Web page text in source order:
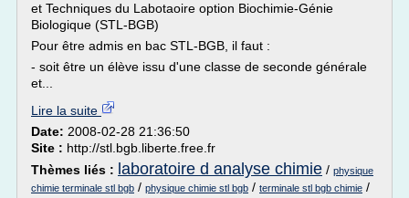
et Techniques du Labotaoire option Biochimie-Génie
Biologique (STL-BGB)
Pour être admis en bac STL-BGB, il faut :
- soit être un élève issu d'une classe de seconde générale
et...
Lire la suite
Date: 2008-02-28 21:36:50
Site : http://stl.bgb.liberte.free.fr
Thèmes liés : laboratoire d analyse chimie / physique
chimie terminale stl bgb / physique chimie stl bgb / terminale stl bgb chimie /